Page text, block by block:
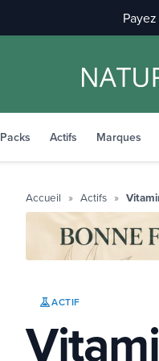
Packs Actifs Marques
Accueil Actifs
ACTIF